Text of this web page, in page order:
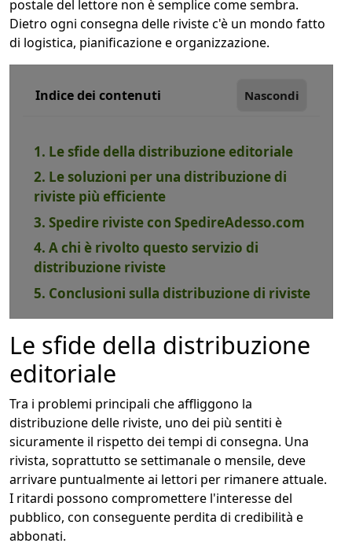
postale del lettore non è semplice come sembra.
Dietro ogni consegna delle riviste c'è un mondo fatto
di logistica, pianificazione e organizzazione.
Indice dei contenuti Nascondi
1. Le sfide della distribuzione editoriale
2. Le soluzioni per una distribuzione di
riviste più efficiente
3. Spedire riviste con SpedireAdesso.com
4. A chi è rivolto questo servizio di
distribuzione riviste
5. Conclusioni sulla distribuzione di riviste
Le sfide della distribuzione
editoriale
Tra i problemi principali che affliggono la
distribuzione delle riviste, uno dei più sentiti è
sicuramente il rispetto dei tempi di consegna. Una
rivista, soprattutto se settimanale o mensile, deve
arrivare puntualmente ai lettori per rimanere attuale.
I ritardi possono compromettere l'interesse del
pubblico, con conseguente perdita di credibilità e
abbonati.